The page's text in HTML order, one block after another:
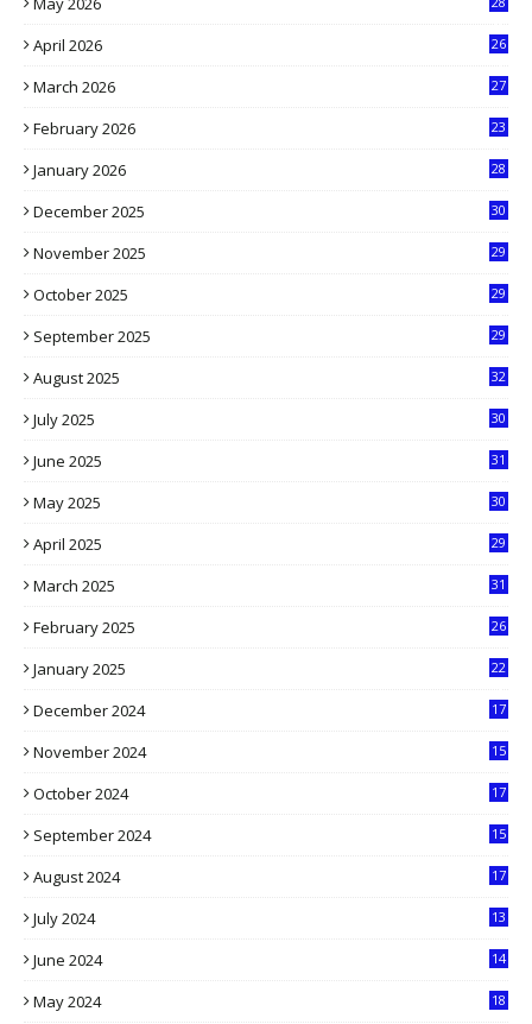
April 2026
26
March 2026
27
February 2026
23
January 2026
28
December 2025
30
November 2025
29
October 2025
29
September 2025
29
August 2025
32
July 2025
30
June 2025
31
May 2025
30
April 2025
29
March 2025
31
February 2025
26
January 2025
22
December 2024
17
November 2024
15
October 2024
17
September 2024
15
August 2024
17
July 2024
13
June 2024
14
May 2024
18